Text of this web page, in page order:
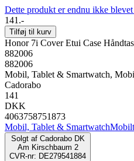
Dette produkt er endnu ikke
141.-
Tilføj til kurv
Honor 7i Cover Etui Case
882006
882006
Mobil, Tablet & Smartwatch,
Cadorabo
141
DKK
4063758751873
Mobil, Tablet & Smartwatch
Solgt af Cadorabo DK
Am Kirschbaum 2
CVR-nr: DE279541884